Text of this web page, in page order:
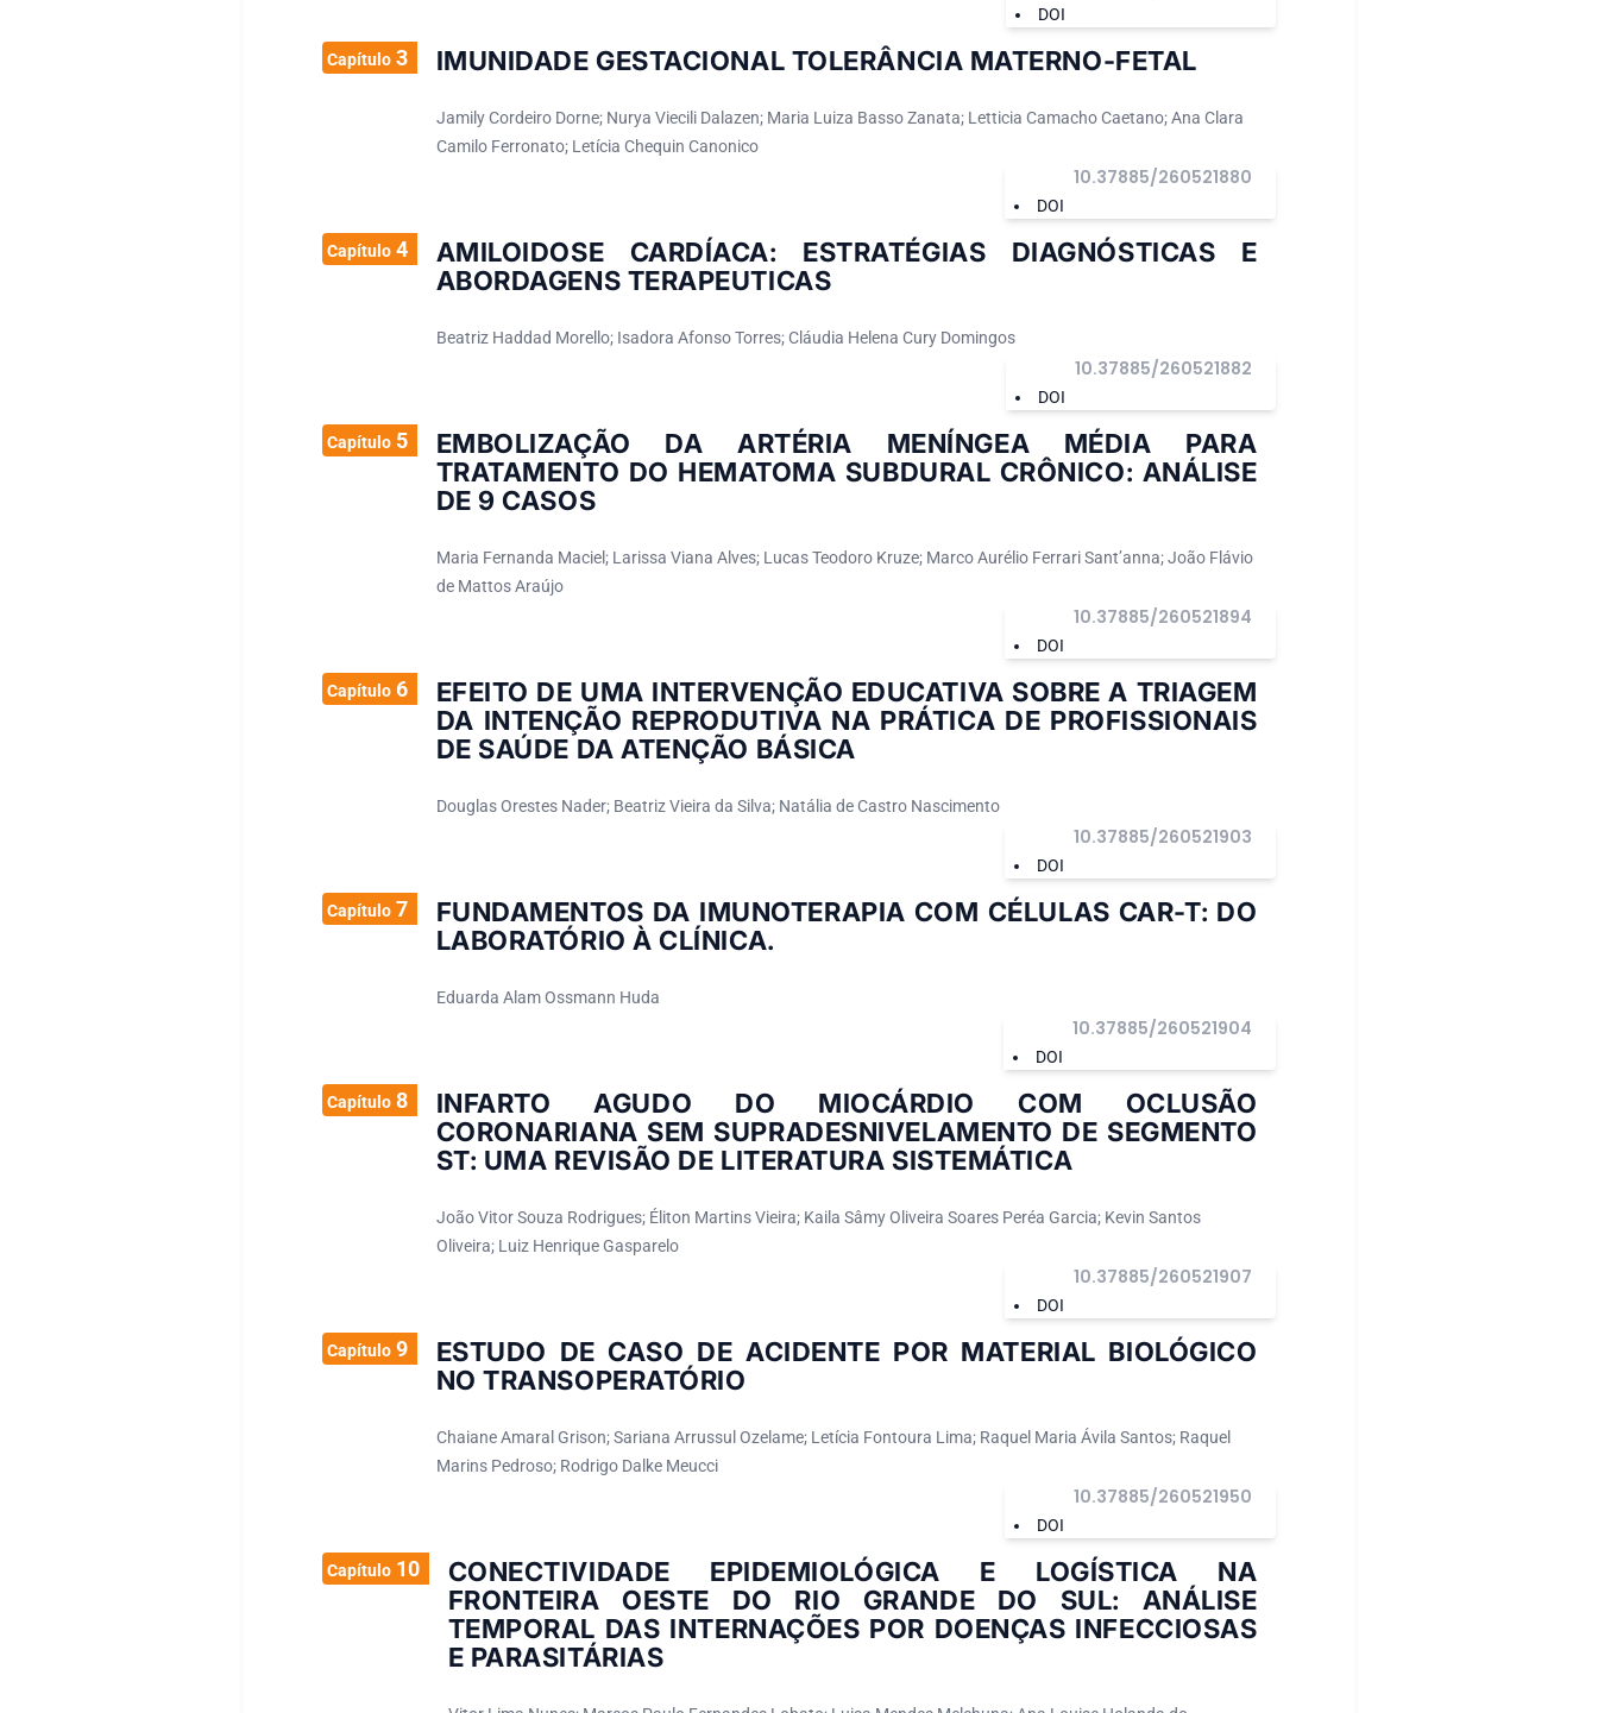
DOI
Capítulo3 IMUNIDADE GESTACIONAL TOLERÂNCIA MATERNO-FETAL
Jamily Cordeiro Dorne; Nurya Viecili Dalazen; Maria Luiza Basso Zanata; Letticia Camacho Caetano; Ana Clara
Camilo Ferronato; Letícia Chequin Canonico
DOI
10.37885/260521880
Capítulo4
AMILOIDOSE CARDÍACA: ESTRATÉGIAS DIAGNÓSTICAS E
ABORDAGENS TERAPEUTICAS
Beatriz Haddad Morello; Isadora Afonso Torres; Cláudia Helena Cury Domingos
DOI
10.37885/260521882
Capítulo5
EMBOLIZAÇÃO DA ARTÉRIA MENÍNGEA MÉDIA PARA
TRATAMENTO DO HEMATOMA SUBDURAL CRÔNICO: ANÁLISE
DE 9 CASOS
Maria Fernanda Maciel; Larissa Viana Alves; Lucas Teodoro Kruze; Marco Aurélio Ferrari Sant’anna; João Flávio
de Mattos Araújo
DOI
10.37885/260521894
Capítulo6
EFEITO DE UMA INTERVENÇÃO EDUCATIVA SOBRE A TRIAGEM
DA INTENÇÃO REPRODUTIVA NA PRÁTICA DE PROFISSIONAIS
DE SAÚDE DA ATENÇÃO BÁSICA
Douglas Orestes Nader; Beatriz Vieira da Silva; Natália de Castro Nascimento
DOI
10.37885/260521903
Capítulo7
FUNDAMENTOS DA IMUNOTERAPIA COM CÉLULAS CAR-T: DO
LABORATÓRIO À CLÍNICA.
Eduarda Alam Ossmann Huda
DOI
10.37885/260521904
Capítulo8
INFARTO AGUDO DO MIOCÁRDIO COM OCLUSÃO
CORONARIANA SEM SUPRADESNIVELAMENTO DE SEGMENTO
ST: UMA REVISÃO DE LITERATURA SISTEMÁTICA
João Vitor Souza Rodrigues; Éliton Martins Vieira; Kaila Sâmy Oliveira Soares Peréa Garcia; Kevin Santos
Oliveira; Luiz Henrique Gasparelo
DOI
10.37885/260521907
Capítulo9
ESTUDO DE CASO DE ACIDENTE POR MATERIAL BIOLÓGICO
NO TRANSOPERATÓRIO
Chaiane Amaral Grison; Sariana Arrussul Ozelame; Letícia Fontoura Lima; Raquel Maria Ávila Santos; Raquel
Marins Pedroso; Rodrigo Dalke Meucci
DOI
10.37885/260521950
Capítulo10
CONECTIVIDADE EPIDEMIOLÓGICA E LOGÍSTICA NA
FRONTEIRA OESTE DO RIO GRANDE DO SUL: ANÁLISE
TEMPORAL DAS INTERNAÇÕES POR DOENÇAS INFECCIOSAS
E PARASITÁRIAS